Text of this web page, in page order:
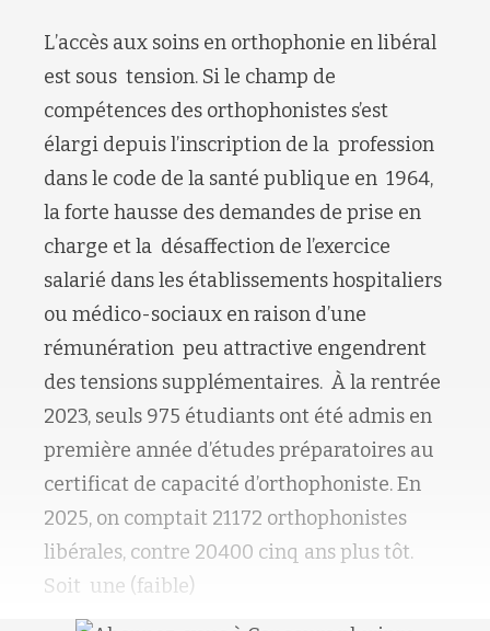
L’accès aux soins en orthophonie en libéral
est sous tension. Si le champ de
compétences des orthophonistes s’est
élargi depuis l’inscription de la profession
dans le code de la santé publique en 1964,
la forte hausse des demandes de prise en
charge et la désaffection de l’exercice
salarié dans les établissements hospitaliers
ou médico-sociaux en raison d’une
rémunération peu attractive engendrent
des tensions supplémentaires. À la rentrée
2023, seuls 975 étudiants ont été admis en
première année d’études préparatoires au
certificat de capacité d’orthophoniste. En
2025, on comptait 21172 orthophonistes
libérales, contre 20400 cinq ans plus tôt.
Soit une (faible)